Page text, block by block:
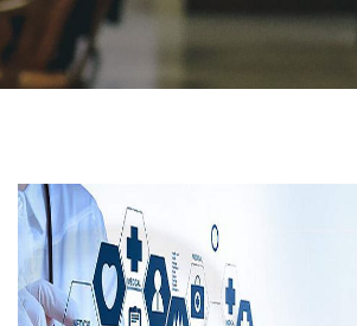
المراكز والوحدات
الأنظمة الذكية
تواصل معنا
الطلاب